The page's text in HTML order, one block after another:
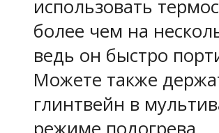
использовать
более чем на
ведь он быстро
Можете также
глинтвейн в